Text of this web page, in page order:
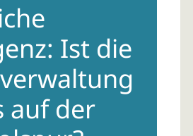
Ist die
auf der